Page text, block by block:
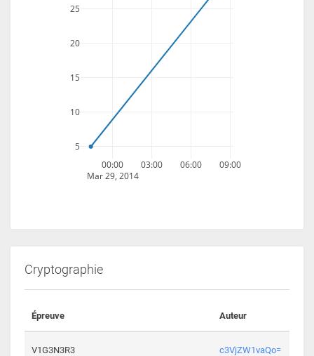
00:00
Mar 29, 2014
03:00 06:00 09:00
5
10
15
20
25
Cryptographie
Épreuve Auteur
V1G3N3R3 c3VjZW1vaQo=